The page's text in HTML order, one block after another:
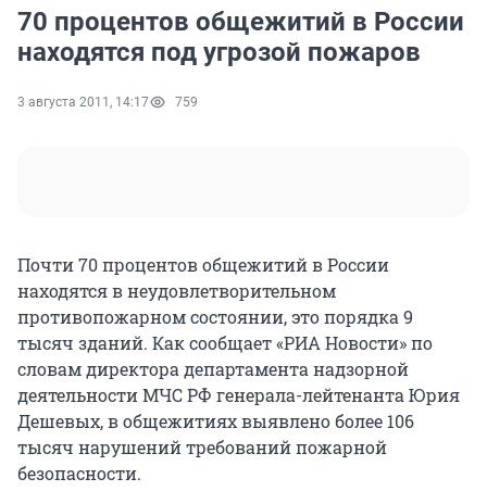
70 процентов общежитий в России
находятся под угрозой пожаров
3 августа 2011, 14:17 759
Почти 70 процентов общежитий в России
находятся в неудовлетворительном
противопожарном состоянии, это порядка 9
тысяч зданий. Как сообщает «РИА Новости» по
словам директора департамента надзорной
деятельности МЧС РФ генерала-лейтенанта Юрия
Дешевых, в общежитиях выявлено более 106
тысяч нарушений требований пожарной
безопасности.